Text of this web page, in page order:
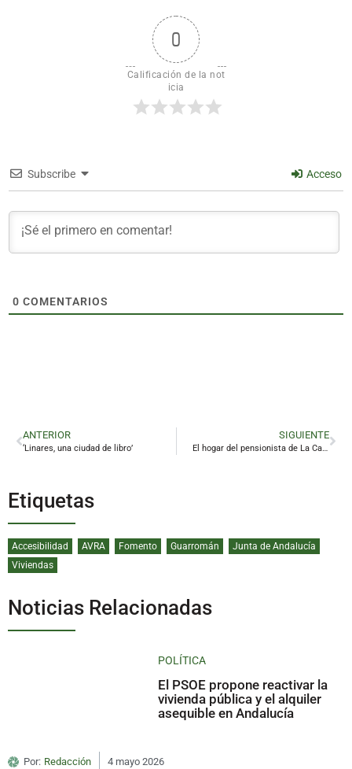
0
Calificación de la not
icia
Subscribe Acceso
0 COMENTARIOS
ANTERIOR
‘Linares, una ciudad de libro’
SIGUIENTE
El hogar del pensionista de La Carolina reabre con una imagen renovada
Etiquetas
Accesibilidad AVRA Fomento Guarromán
Junta de Andalucía
Viviendas
Noticias Relacionadas
POLÍTICA
El PSOE propone reactivar la
vivienda pública y el alquiler
asequible en Andalucía
Por: Redacción 4 mayo 2026